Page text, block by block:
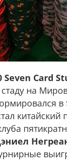
Seven Card
на
в
китайский